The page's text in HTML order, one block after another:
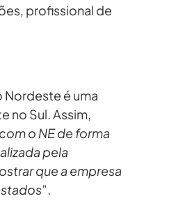
profissional de
Nordeste é uma
no Sul. Assim,
o NE de forma
pela
que a empresa
”.